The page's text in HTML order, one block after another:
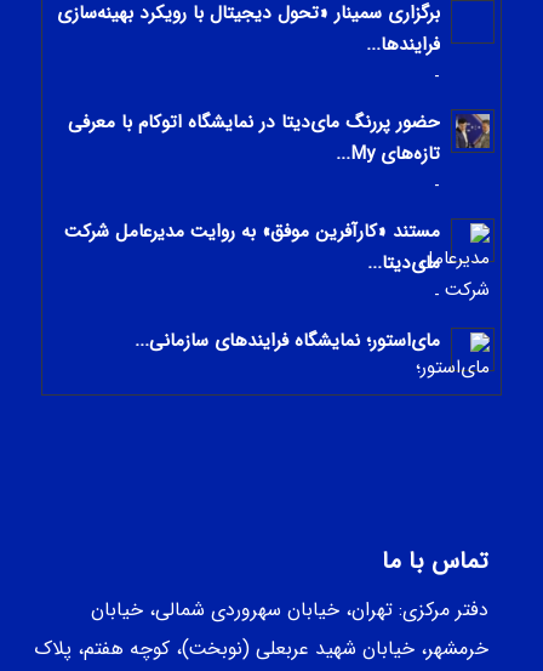
برگزاری سمینار «تحول دیجیتال با رویکرد بهینه‌سازی
فرایندها...
-
حضور پررنگ مای‌دیتا در نمایشگاه اتوکام با معرفی
تازه‌های My...
-
مستند «کارآفرین موفق» به روایت مدیرعامل شرکت
مای‌دیتا...
-
مای‌استور؛ نمایشگاه فرایندهای سازمانی...
-
تماس با ما
دفتر مرکزی: تهران، خیابان سهروردی شمالی، خيابان
خرمشهر، خيابان شهيد عربعلی (نوبخت)، کوچه هفتم، پلاک